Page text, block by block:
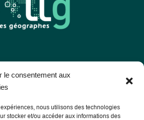
le consentement aux
nous utilisons des technologies
stocker et/ou accéder aux informations des